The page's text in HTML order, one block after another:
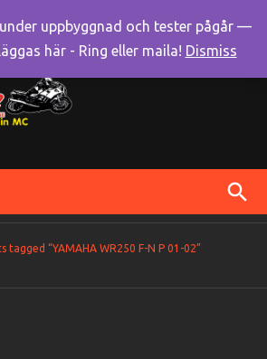
tagged “YAMAHA WR250 F-N P 01-02”
uppbyggnad och tester pågår —
här - Ring eller maila! Dismiss